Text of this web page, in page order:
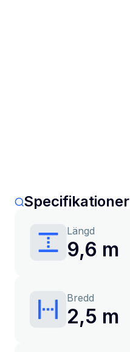
Specifikationer
Längd
9,6 m
Bredd
2,5 m